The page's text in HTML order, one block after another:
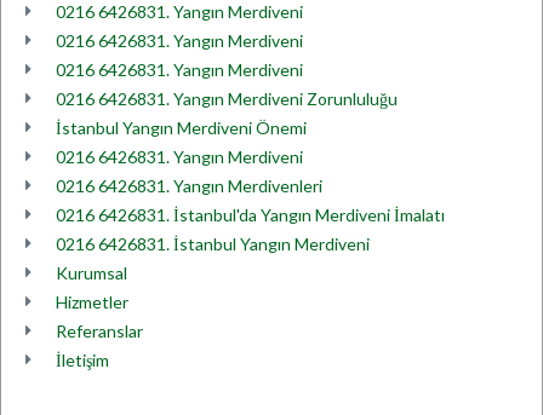
0216 6426831. Yangın Merdiveni
0216 6426831. Yangın Merdiveni
0216 6426831. Yangın Merdiveni
0216 6426831. Yangın Merdiveni Zorunluluğu
İstanbul Yangın Merdiveni Önemi
0216 6426831. Yangın Merdiveni
0216 6426831. Yangın Merdivenleri
0216 6426831. İstanbul'da Yangın Merdiveni İmalatı
0216 6426831. İstanbul Yangın Merdiveni
Kurumsal
Hizmetler
Referanslar
İletişim